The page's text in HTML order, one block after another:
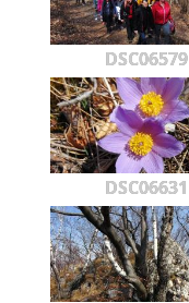
DSC06579
DSC06631